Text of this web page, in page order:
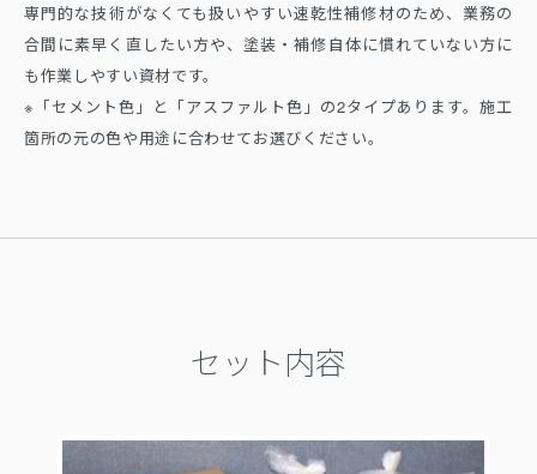
専門的な技術がなくても扱いやすい速乾性補修材のため、業務の
合間に素早く直したい方や、塗装・補修自体に慣れていない方に
も作業しやすい資材です。
※「セメント色」と「アスファルト色」の2タイプあります。施工
箇所の元の色や用途に合わせてお選びください。
セット内容